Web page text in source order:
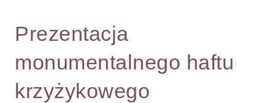
Prezentacja
monumentalnego haftu
krzyżykowego